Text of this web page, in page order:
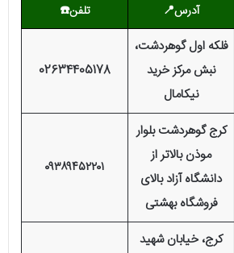
آدرس📍 تلفن☎️
فلکه اول گوهردشت،
نبش مرکز خرید
نیکامال
02634405178
کرج گوهردشت بلوار
موذن بالاتر از
دانشگاه آزاد بالای
فروشگاه بهشتی
۰۹۳۸۹۴۵۲۲۰۱
کرج، خیابان شهید